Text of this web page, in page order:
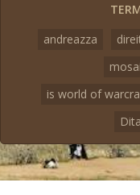
andreazza
is world of